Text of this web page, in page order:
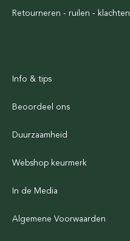
Retourneren - ruilen - klachten
Info & tips
Beoordeel ons
Duurzaamheid
Webshop keurmerk
In de Media
Algemene Voorwaarden